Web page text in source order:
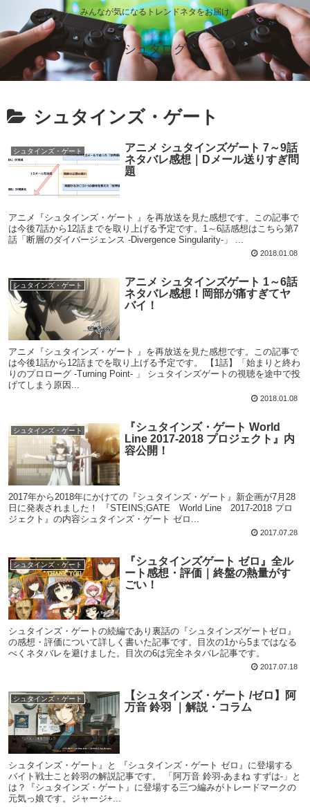
みんなが気になるトレンドネタをお届け
シュタログ
シュタインズ・ゲート
シュタインズ・ゲート
アニメ シュタインズゲート 7～9話
ネタバレ感想｜Dメール送りすぎ問
題
アニメ『シュタインズ・ゲート 』を再放送を見た感想です。この記事で
は今後7話から12話までを取り上げる予定です。1～6話感想はこちら第7
話「断層のダイバージェンス -Divergence Singularity-」 ...
2018.01.08
シュタインズ・ゲート
アニメ シュタインズゲート 1～6話
ネタバレ感想！岡部が痛すぎてヤ
バイ！
アニメ『シュタインズ・ゲート 』を再放送を見た感想です。この記事で
は今後1話から12話までを取り上げる予定です。 【1話】「始まりと終わ
りのプロローグ -Turning Point- 」 シュタインズゲートの視聴を途中で投
げてしまう原因...
2018.01.08
シュタインズ・ゲート
『シュタインズ・ゲート World
Line 2017-2018 プロジェクト』内
容公開！
2017年から2018年にかけての『シュタインズ・ゲート』新企画が7月28
日に発表されました！ 『STEINS;GATE World Line 2017-2018 プロ
ジェクト』の内容シュタインズ・ゲート ゼロ...
2017.07.28
シュタインズ・ゲート
『シュタインズゲート ゼロ』全ル
ート感想・評価｜終盤の熱量がす
ごい！
シュタインズ・ゲートの続編であり裏話の『シュタインズゲートゼロ』
の感想・評価について詳しく書いた記事です。目次の1から5まではなる
べくネタバレを避けました。目次の6は完全ネタバレ記事です。
2017.07.18
シュタインズ・ゲート
【シュタインズ・ゲート /ゼロ】阿
万音 鈴羽 ｜解説・コラム
シュタインズ・ゲート』と 『シュタインズ・ゲート ゼロ』に登場する
バイト戦士こと鈴羽の解説記事です。 「阿万音 鈴羽-あまね すずは-」と
は？『シュタインズ・ゲート』に登場する三つ編みがトレードマークの
元気っ娘です。ジャージ+...